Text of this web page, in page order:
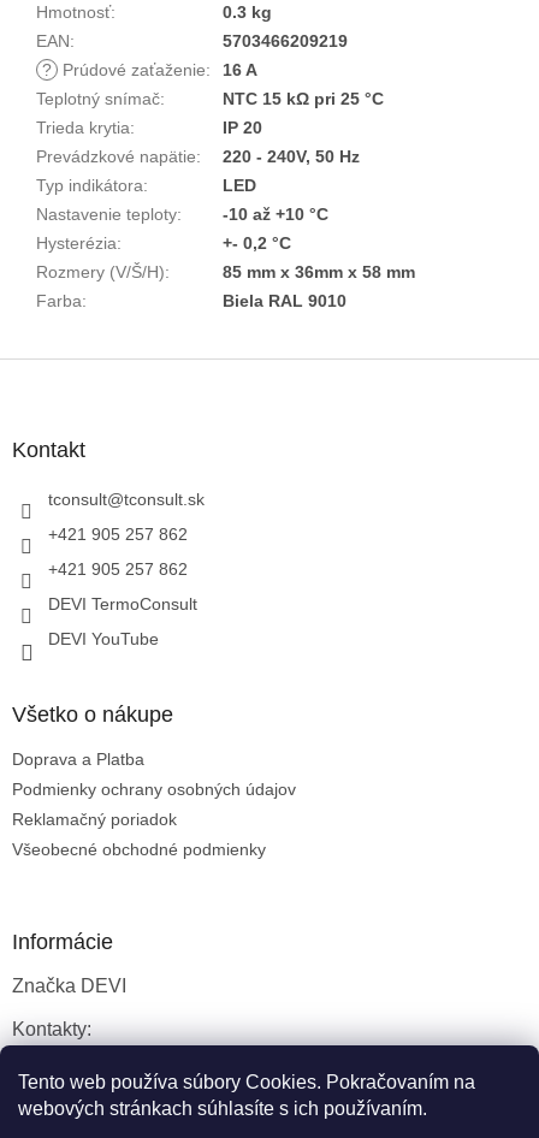
Tento web používa súbory Cookies. Pokračovaním na
webových stránkach súhlasíte s ich používaním.
Hmotnosť:
0.3 kg
EAN:
5703466209219
?
Prúdové zaťaženie:
16 A
Teplotný snímač:
NTC 15 kΩ pri 25 °C
Trieda krytia:
IP 20
Prevádzkové napätie:
220 - 240V, 50 Hz
Typ indikátora:
LED
Nastavenie teploty:
-10 až +10 °C
Hysterézia:
+- 0,2 °C
Rozmery (V/Š/H):
85 mm x 36mm x 58 mm
Farba: Biela RAL 9010
Kontakt
tconsult@tconsult.sk
+421 905 257 862
+421 905 257 862
DEVI TermoConsult
DEVI YouTube
Všetko o nákupe
Doprava a Platba
Podmienky ochrany osobných údajov
Reklamačný poriadok
Všeobecné obchodné podmienky
Informácie
Značka DEVI
Kontakty:
Servisné služby